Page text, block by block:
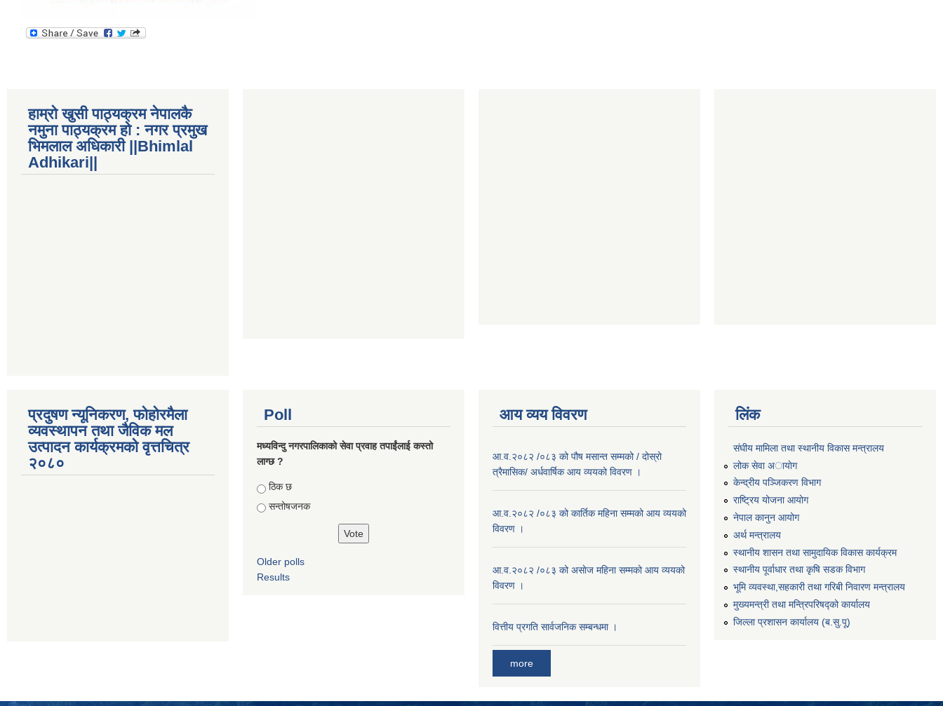
हाम्रो खुसी पाठ्यक्रम नेपालकै
नमुना पाठ्यक्रम हो : नगर प्रमुख
भिमलाल अधिकारी ||Bhimlal
Adhikari||
प्रदुषण न्यूनिकरण, फोहोरमैला
व्यवस्थापन तथा जैविक मल
उत्पादन कार्यक्रमको वृत्तचित्र
२०८०
Poll
मध्यविन्दु नगरपालिकाको सेवा प्रवाह तपाईंलाई कस्तो
लाग्छ ?
Choices
ठिक छ
सन्तोषजनक
Older polls
Results
आय व्यय विवरण
आ.व.२०८२ /०८३ को पौष मसान्त सम्मको / दोस्रो
त्रैमासिक/ अर्धवार्षिक आय व्ययको विवरण ।
आ.व.२०८२ /०८३ को कार्तिक महिना सम्मको आय व्ययको
विवरण ।
आ.व.२०८२ /०८३ को असाेज महिना सम्मको आय व्ययको
विवरण ।
वित्तीय प्रगति सार्वजनिक सम्बन्धमा ।
more
लिंक
संघीय मामिला तथा स्थानीय विकास मन्त्रालय
लोक सेवा अायाेग
केन्द्रीय पञ्जिकरण विभाग
राष्ट्रिय योजना आयोग
नेपाल कानुन आयोग
अर्थ मन्त्रालय
स्थानीय शासन तथा सामुदायिक विकास कार्यक्रम
स्थानीय पूर्वाधार तथा कृषि सडक विभाग
भूमि व्यवस्था,सहकारी तथा गरिबी निवारण मन्त्रालय
मुख्यमन्त्री तथा मन्त्रिपरिषद्को कार्यालय
जिल्ला प्रशासन कार्यालय (ब.सु.पू)